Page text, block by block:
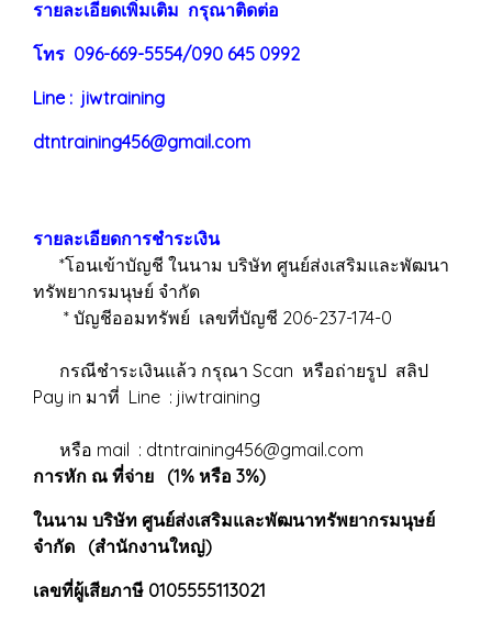
รายละเอียดเพิ่มเติม กรุณาติดต่อ
โทร 096-669-5554/090 645 0992
Line : jiwtraining
dtntraining456@gmail.com
รายละเอียดการชำระเงิน
*โอนเข้าบัญชี ในนาม บริษัท ศูนย์ส่งเสริมและพัฒนา
ทรัพยากรมนุษย์ จำกัด
* บัญชีออมทรัพย์ เลขที่บัญชี 206-237-174-0
กรณีชำระเงินแล้ว กรุณา Scan หรือถ่ายรูป สลิป
Pay in มาที่ Line : jiwtraining
หรือ mail : dtntraining456@gmail.com
การหัก ณ ที่จ่าย (1% หรือ 3%)
ในนาม บริษัท ศูนย์ส่งเสริมและพัฒนาทรัพยากรมนุษย์
จำกัด (สำนักงานใหญ่)
เลขที่ผู้เสียภาษี 0105555113021